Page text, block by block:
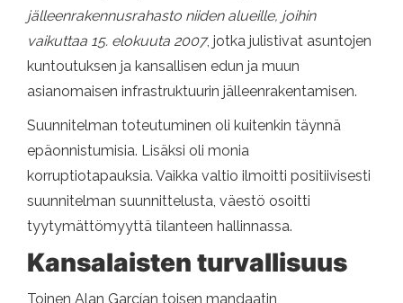
jälleenrakennusrahasto niiden alueille, joihin
vaikuttaa 15. elokuuta 2007, jotka julistivat asuntojen
kuntoutuksen ja kansallisen edun ja muun
asianomaisen infrastruktuurin jälleenrakentamisen.
Suunnitelman toteutuminen oli kuitenkin täynnä
epäonnistumisia. Lisäksi oli monia
korruptiotapauksia. Vaikka valtio ilmoitti positiivisesti
suunnitelman suunnittelusta, väestö osoitti
tyytymättömyyttä tilanteen hallinnassa.
Kansalaisten turvallisuus
Toinen Alan Garcían toisen mandaatin